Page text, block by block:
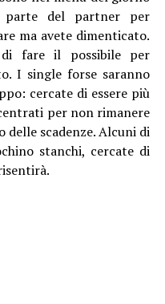
parte del partner per
ma avete dimenticato.
fare il possibile per
I single forse saranno
cercate di essere più
per non rimanere
scadenze. Alcuni di
stanchi, cercate di